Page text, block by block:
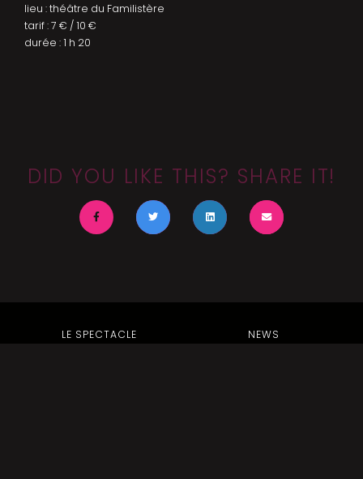
lieu : théâtre du Familistère
tarif : 7 € / 10 €
durée : 1 h 20
DID YOU LIKE THIS? SHARE IT!
LE SPECTACLE
NEWS